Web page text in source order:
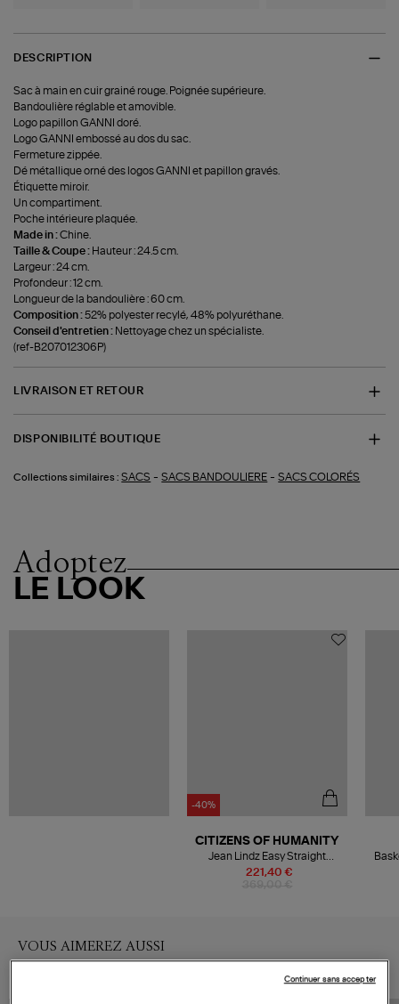
DESCRIPTION
Sac à main en cuir grainé rouge. Poignée supérieure.
Bandoulière réglable et amovible.
Logo papillon GANNI doré.
Logo GANNI embossé au dos du sac.
Fermeture zippée.
Dé métallique orné des logos GANNI et papillon gravés.
Étiquette miroir.
Un compartiment.
Poche intérieure plaquée.
Made in :Chine.
Taille & Coupe : Hauteur : 24.5 cm.
Largeur : 24 cm.
Profondeur : 12 cm.
Longueur de la bandoulière : 60 cm.
Composition :52% polyester recylé, 48% polyuréthane.
Conseil d'entretien : Nettoyage chez un spécialiste.
(ref-B207012306P)
LIVRAISON ET RETOUR
DISPONIBILITÉ BOUTIQUE
Collections similaires : SACS -SACS BANDOULIERE -SACS COLORÉS
Adoptez
LE LOOK
-40%
221,40 €
CITIZENS OF HUMANITY
Jean Lindz Easy Straight
Vintage Black
VOUS AIMEREZ AUSSI
Continuer sans accepter